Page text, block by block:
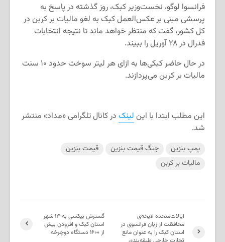
فرانسوا لوگو، نخست‌وزیر کبک، روز گذشته در پاسخ به
پرسشی مبنی بر عکس‌العمل کبک به لغو مالیات بر کربن در
کل کشور، گفت که منتظر خواهد ماند تا نتیجه انتخابات
فدرال در ۲۸ آوریل را ببیند.
در حال حاضر کبکی‌ها به ازای هر لیتر سوخت حدود ۱۰ سنت
مالیات بر کربن می‌پردازند.
این مطلب ابتدا با این لینک در کانال تلگرامی «مداد» منتشر
شد.
پمپ بنزین جنگ قیمت بنزین
قیمت بنزین
مالیات بر کربن
گسترش بیکسی به ۱۳ شهر
استان کبک و افزودن بیش
از ۱۶۰۰ دستگاه دوچرخه
ایالات‌متحده لایحه‌ی
محافظت از زبان فرانسوی در
استان کبک را به عنوان مانع